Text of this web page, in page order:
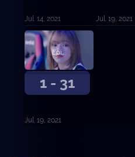
Jul. 14, 2021 Jul. 19, 2021
1 - 31
Episodio 31
Jul. 19, 2021